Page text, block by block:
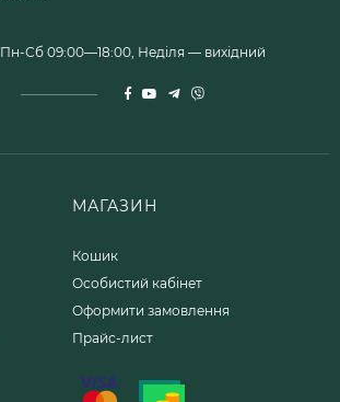
Пн-Сб 09:00—18:00, Неділя — вихідний
МАГАЗИН
Кошик
Особистий кабінет
Оформити замовлення
Прайс-лист